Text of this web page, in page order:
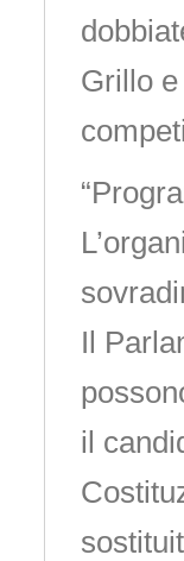
Grillo
Il
il